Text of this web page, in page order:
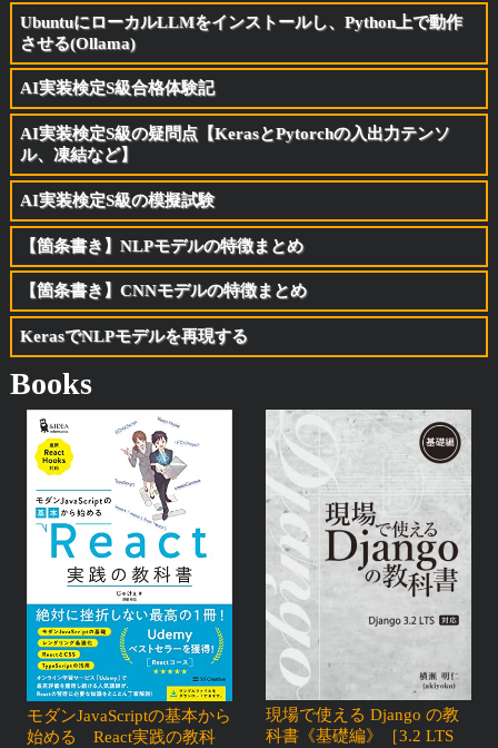
UbuntuにローカルLLMをインストールし、Python上で動作
させる(Ollama)
AI実装検定S級合格体験記
AI実装検定S級の疑問点【KerasとPytorchの入出力テンソ
ル、凍結など】
AI実装検定S級の模擬試験
【箇条書き】NLPモデルの特徴まとめ
【箇条書き】CNNモデルの特徴まとめ
KerasでNLPモデルを再現する
Books
モダンJavaScriptの基本から
始める React実践の教科
現場で使える Django の教
科書《基礎編》［3.2 LTS